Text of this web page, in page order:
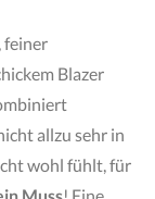
feiner
Blazer
allzu sehr in
wohl fühlt, für